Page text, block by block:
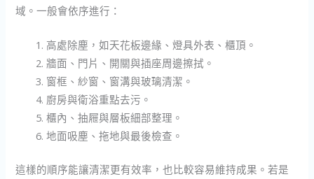
域。一般會依序進行：
高處除塵，如天花板邊緣、燈具外表、櫃頂。
牆面、門片、開關與插座周邊擦拭。
窗框、紗窗、窗溝與玻璃清潔。
廚房與衛浴重點去污。
櫃內、抽屜與層板細部整理。
地面吸塵、拖地與最後檢查。
這樣的順序能讓清潔更有效率，也比較容易維持成果。若是